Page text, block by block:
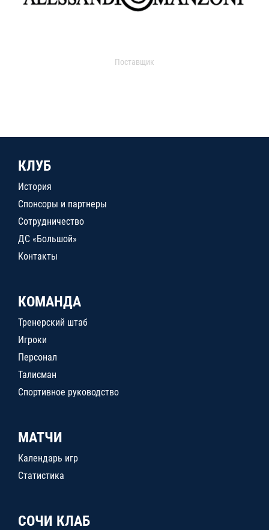
Поставщик
КЛУБ
История
Спонсоры и партнеры
Сотрудничество
ДС «Большой»
Контакты
КОМАНДА
Тренерский штаб
Игроки
Персонал
Талисман
Спортивное руководство
МАТЧИ
Календарь игр
Статистика
СОЧИ КЛАБ